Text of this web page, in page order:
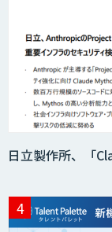
日立製作所、「